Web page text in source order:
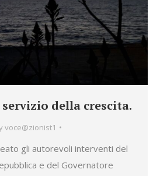
della crescita.
voce@zionist1
gli autorevoli interventi del
e del Governatore